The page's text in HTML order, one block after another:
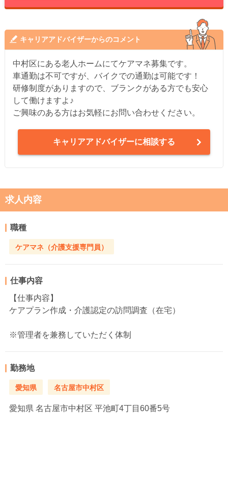
キャリアアドバイザーからのコメント
中村区にある老人ホームにてケアマネ募集です。
車通勤は不可ですが、バイクでの通勤は可能です！
研修制度がありますので、ブランクがある方でも安心
して働けますよ♪
ご興味のある方はお気軽にお問い合わせください。
キャリアアドバイザーに相談する
求人内容
職種
ケアマネ（介護支援専門員）
仕事内容
【仕事内容】
ケアプラン作成・介護認定の訪問調査（在宅）
※管理者を兼務していただく体制
勤務地
愛知県 名古屋市中村区
愛知県 名古屋市中村区 平池町4丁目60番5号